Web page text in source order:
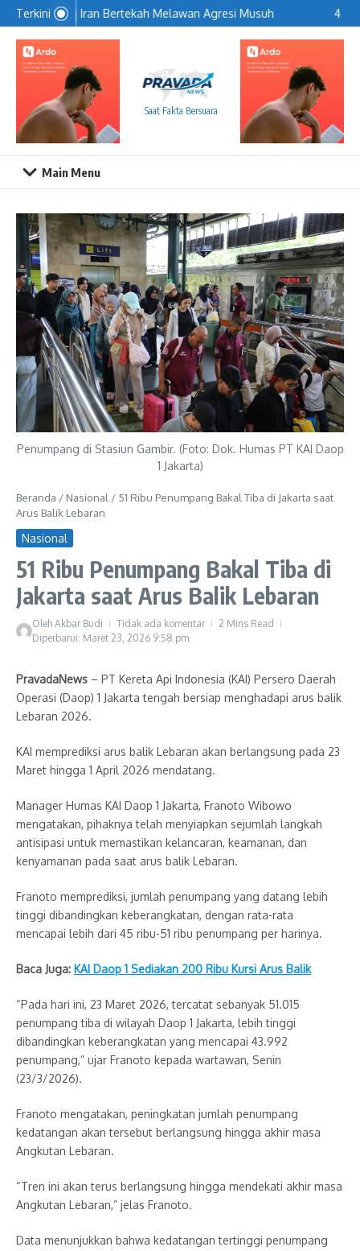
Lewati ke konten
Terkini Iran Bertekah Melawan Agresi Musuh 4
Saat Fakta Bersuara
Main Menu
Penumpang di Stasiun Gambir. (Foto: Dok. Humas PT KAI Daop
1 Jakarta)
Beranda / Nasional / 51 Ribu Penumpang Bakal Tiba di Jakarta saat
Arus Balik Lebaran
Nasional
51 Ribu Penumpang Bakal Tiba di
Jakarta saat Arus Balik Lebaran
Oleh Akbar Budi Tidak ada komentar
2 Mins Read
Diperbarui: Maret 23, 2026 9:58 pm
PravadaNews – PT Kereta Api Indonesia (KAI) Persero Daerah
Operasi (Daop) 1 Jakarta tengah bersiap menghadapi arus balik
Lebaran 2026.
KAI memprediksi arus balik Lebaran akan berlangsung pada 23
Maret hingga 1 April 2026 mendatang.
Manager Humas KAI Daop 1 Jakarta, Franoto Wibowo
mengatakan, pihaknya telah menyiapkan sejumlah langkah
antisipasi untuk memastikan kelancaran, keamanan, dan
kenyamanan pada saat arus balik Lebaran.
Franoto memprediksi, jumlah penumpang yang datang lebih
tinggi dibandingkan keberangkatan, dengan rata-rata
mencapai lebih dari 45 ribu-51 ribu penumpang per harinya.
Baca Juga: KAI Daop 1 Sediakan 200 Ribu Kursi Arus Balik
“Pada hari ini, 23 Maret 2026, tercatat sebanyak 51.015
penumpang tiba di wilayah Daop 1 Jakarta, lebih tinggi
dibandingkan keberangkatan yang mencapai 43.992
penumpang,” ujar Franoto kepada wartawan, Senin
(23/3/2026).
Franoto mengatakan, peningkatan jumlah penumpang
kedatangan akan tersebut berlangsung hingga akhir masa
Angkutan Lebaran.
“Tren ini akan terus berlangsung hingga mendekati akhir masa
Angkutan Lebaran,” jelas Franoto.
Data menunjukkan bahwa kedatangan tertinggi penumpang